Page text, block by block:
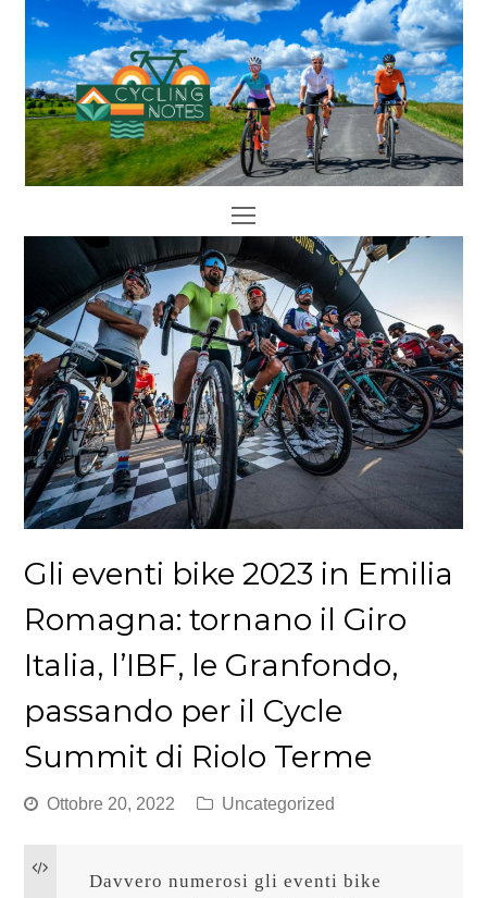
Open
Mobile
Menu
Gli eventi bike 2023 in Emilia
Romagna: tornano il Giro
Italia, l’IBF, le Granfondo,
passando per il Cycle
Summit di Riolo Terme
Ottobre 20, 2022 Uncategorized
Davvero numerosi gli eventi bike